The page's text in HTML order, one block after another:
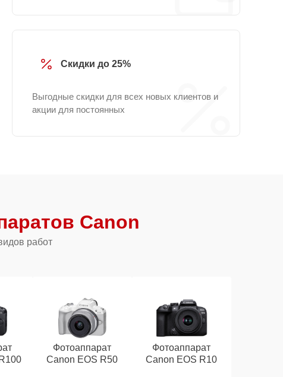
Скидки до 25%
Выгодные скидки для всех новых клиентов и
акции для постоянных
Canon
работ
Фотоаппарат
Canon EOS R50
Фотоаппарат
Canon EOS R10